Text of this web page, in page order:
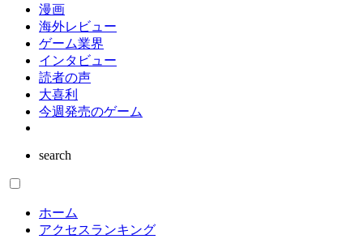
漫画
海外レビュー
ゲーム業界
インタビュー
読者の声
大喜利
今週発売のゲーム
search
ホーム
アクセスランキング